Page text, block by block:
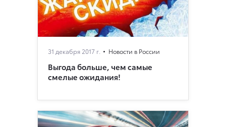
31 декабря 2017 г. Новости в России
Выгода больше, чем самые
смелые ожидания!